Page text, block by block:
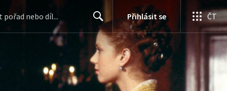
Search
Přihlásit se ČT